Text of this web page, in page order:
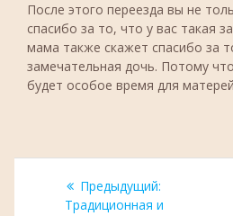
После этого переезда вы не
спасибо за то, что у вас такая
мама также скажет спасибо за
замечательная дочь. Потому
будет особое время для
Навигация
Предыдущий:
запись:
Традиционная и